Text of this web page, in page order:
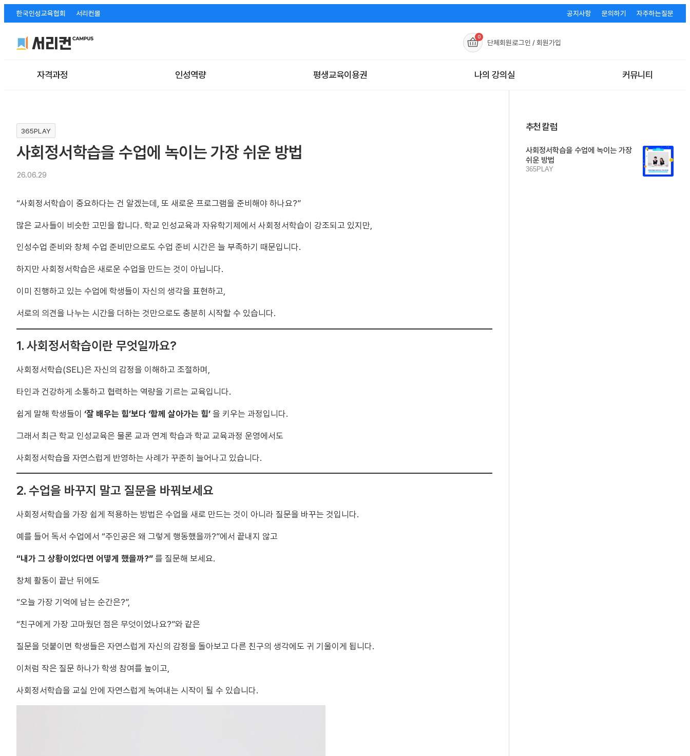
한국인성교육협회 서리컨몰 공지사항 문의하기 자주하는질문
0
단체회원로그인 / 회원가입
자격과정 인성역량 평생교육이용권 나의 강의실 커뮤니티
365PLAY
사회정서학습을 수업에 녹이는 가장 쉬운 방법
26.06.29
“사회정서학습이 중요하다는 건 알겠는데, 또 새로운 프로그램을 준비해야 하나요?”
많은 교사들이 비슷한 고민을 합니다. 학교 인성교육과 자유학기제에서 사회정서학습이 강조되고 있지만,
인성수업 준비와 창체 수업 준비만으로도 수업 준비 시간은 늘 부족하기 때문입니다.
하지만 사회정서학습은 새로운 수업을 만드는 것이 아닙니다.
이미 진행하고 있는 수업에 학생들이 자신의 생각을 표현하고,
서로의 의견을 나누는 시간을 더하는 것만으로도 충분히 시작할 수 있습니다.
1. 사회정서학습이란 무엇일까요?
사회정서학습(SEL)은 자신의 감정을 이해하고 조절하며,
타인과 건강하게 소통하고 협력하는 역량을 기르는 교육입니다.
쉽게 말해 학생들이 ‘잘 배우는 힘’보다 ‘함께 살아가는 힘’ 을 키우는 과정입니다.
그래서 최근 학교 인성교육은 물론 교과 연계 학습과 학교 교육과정 운영에서도
사회정서학습을 자연스럽게 반영하는 사례가 꾸준히 늘어나고 있습니다.
2. 수업을 바꾸지 말고 질문을 바꿔보세요
사회정서학습을 가장 쉽게 적용하는 방법은 수업을 새로 만드는 것이 아니라 질문을 바꾸는 것입니다.
예를 들어 독서 수업에서 “주인공은 왜 그렇게 행동했을까?”에서 끝내지 않고
“내가 그 상황이었다면 어떻게 했을까?” 를 질문해 보세요.
창체 활동이 끝난 뒤에도
“오늘 가장 기억에 남는 순간은?”,
“친구에게 가장 고마웠던 점은 무엇이었나요?”와 같은
질문을 덧붙이면 학생들은 자연스럽게 자신의 감정을 돌아보고 다른 친구의 생각에도 귀 기울이게 됩니다.
이처럼 작은 질문 하나가 학생 참여를 높이고,
사회정서학습을 교실 안에 자연스럽게 녹여내는 시작이 될 수 있습니다.
추천 칼럼
사회정서학습을 수업에 녹이는 가장
쉬운 방법
365PLAY